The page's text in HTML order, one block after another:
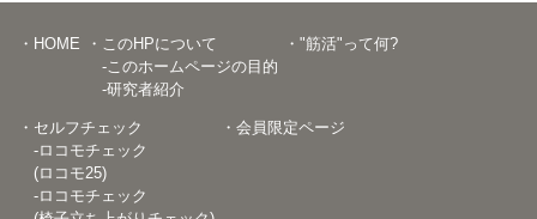
・HOME
・このHPについて
-このホームページの目的
-研究者紹介
・"筋活"って何?
・セルフチェック
-ロコモチェック
(ロコモ25)
-ロコモチェック
・会員限定ページ